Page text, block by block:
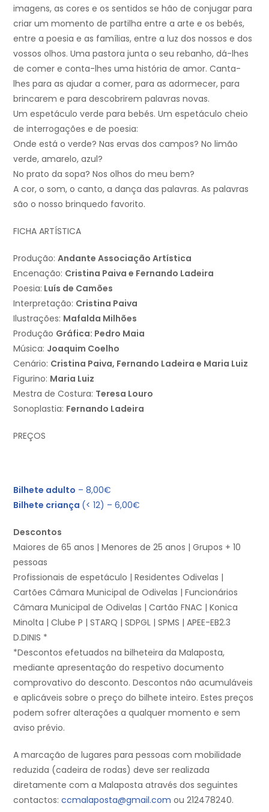
imagens, as cores e os sentidos se hão de conjugar para
criar um momento de partilha entre a arte e os bebés,
entre a poesia e as famílias, entre a luz dos nossos e dos
vossos olhos. Uma pastora junta o seu rebanho, dá-lhes
de comer e conta-lhes uma história de amor. Canta-
lhes para as ajudar a comer, para as adormecer, para
brincarem e para descobrirem palavras novas.
Um espetáculo verde para bebés. Um espetáculo cheio
de interrogações e de poesia:
Onde está o verde? Nas ervas dos campos? No limão
verde, amarelo, azul?
No prato da sopa? Nos olhos do meu bem?
A cor, o som, o canto, a dança das palavras. As palavras
são o nosso brinquedo favorito.
FICHA ARTÍSTICA
Produção: Andante Associação Artística
Encenação: Cristina Paiva e Fernando Ladeira
Poesia: Luís de Camões
Interpretação: Cristina Paiva
Ilustrações: Mafalda Milhões
Produção Gráfica: Pedro Maia
Música: Joaquim Coelho
Cenário: Cristina Paiva, Fernando Ladeira e Maria Luiz
Figurino: Maria Luiz
Mestra de Costura: Teresa Louro
Sonoplastia: Fernando Ladeira
PREÇOS
Bilhete adulto – 8,00€
Bilhete criança (< 12) – 6,00€
Descontos
Maiores de 65 anos | Menores de 25 anos | Grupos + 10
pessoas
Profissionais de espetáculo | Residentes Odivelas |
Cartões Câmara Municipal de Odivelas | Funcionários
Câmara Municipal de Odivelas | Cartão FNAC | Konica
Minolta | Clube P | STARQ | SDPGL | SPMS | APEE-EB2.3
D.DINIS *
*Descontos efetuados na bilheteira da Malaposta,
mediante apresentação do respetivo documento
comprovativo do desconto. Descontos não acumuláveis
e aplicáveis sobre o preço do bilhete inteiro. Estes preços
podem sofrer alterações a qualquer momento e sem
aviso prévio.
A marcação de lugares para pessoas com mobilidade
reduzida (cadeira de rodas) deve ser realizada
diretamente com a Malaposta através dos seguintes
contactos: ccmalaposta@gmail.com ou 212478240.